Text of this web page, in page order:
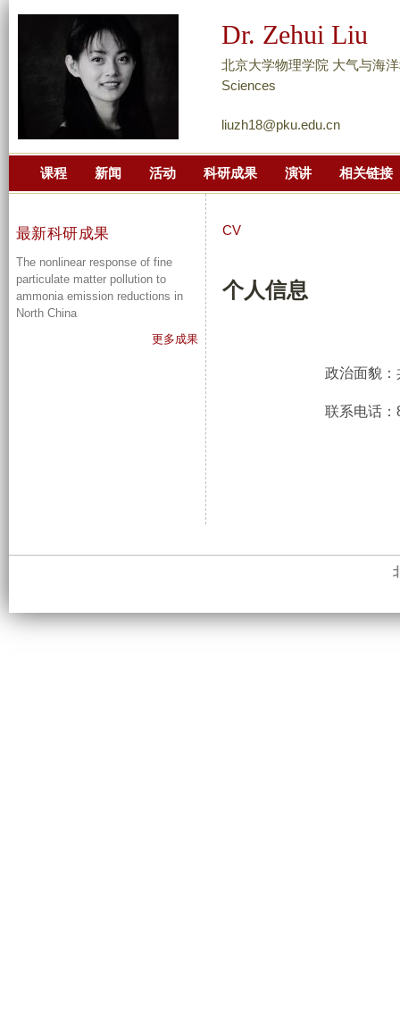
到
主
要
内
Dr. Zehui Liu
北京大学物理学院 大气与海
Sciences
liuzh18@pku.edu.cn
课程 新闻 活动 科研成果 演讲 相关链接
CV
个人
政治面貌：
联系电话
最新科研成果
The nonlinear response of fine
particulate matter pollution to
ammonia emission reductions in
North China
更多成果